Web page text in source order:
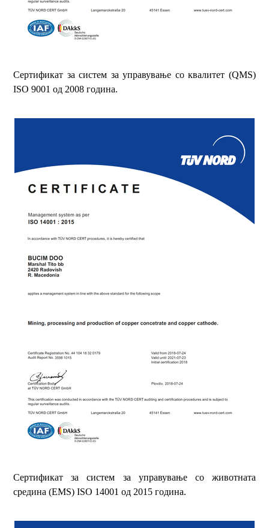
Сертификат за систем за управување со квалитет (QMS)
ISO 9001 од 2008 година.
Сертификат за систем за управување со животната
средина (EMS) ISO 14001 од 2015 година.